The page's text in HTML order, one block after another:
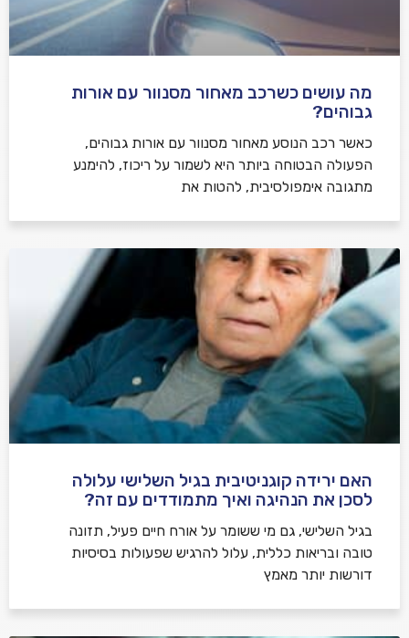
מה עושים כשרכב מאחור מסנוור עם אורות
גבוהים?
כאשר רכב הנוסע מאחור מסנוור עם אורות גבוהים,
הפעולה הבטוחה ביותר היא לשמור על ריכוז, להימנע
מתגובה אימפולסיבית, להטות את
האם ירידה קוגניטיבית בגיל השלישי עלולה
לסכן את הנהיגה ואיך מתמודדים עם זה?
בגיל השלישי, גם מי ששומר על אורח חיים פעיל, תזונה
טובה ובריאות כללית, עלול להרגיש שפעולות בסיסיות
דורשות יותר מאמץ